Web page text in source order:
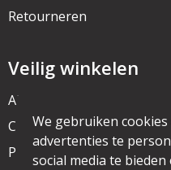
Retourneren
Veilig winkelen
Algemene voorwaarden
Cookieverklaring
Privacyverklaring
We gebruiken
advertenties te
social media te